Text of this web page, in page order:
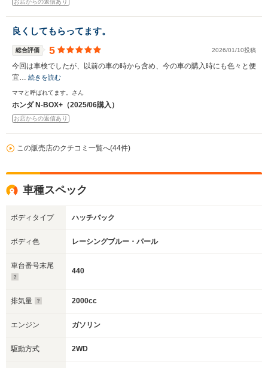
お店からの返信あり
良くしてもらってます。
総合評価 5 2026/01/10投稿
今回は車検でしたが、以前の車の時から含め、今の車の購入時にも色々と便
宜… 続きを読む
ママと呼ばれてます。さん
ホンダ N-BOX+（2025/06購入）
お店からの返信あり
この販売店のクチコミ一覧へ(44件)
車種スペック
ボディタイプ ハッチバック
ボディ色 レーシングブルー・パール
車台番号末尾
440
排気量 2000cc
エンジン ガソリン
駆動方式 2WD